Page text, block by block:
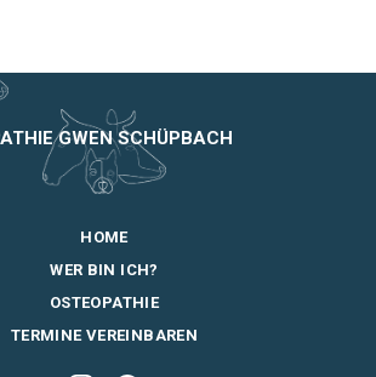
GWEN SCHÜPBACH
HOME
WER BIN ICH?
OSTEOPATHIE
TERMINE VEREINBAREN